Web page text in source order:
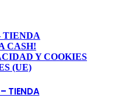
TIENDA
CASH!
Y COOKIES
(UE)
TIENDA